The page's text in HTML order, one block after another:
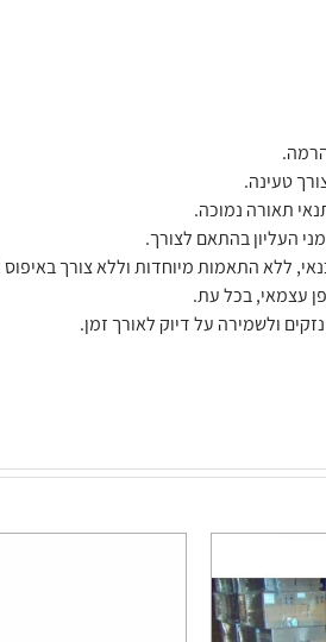
טעינה.
העליון בהתאם לצורך.
ללא התאמות מיוחדות וללא צורך
עצמאי, בכל עת.